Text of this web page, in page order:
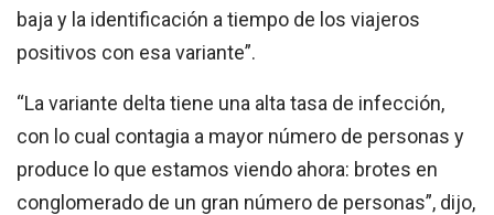
baja y la identificación a tiempo de los viajeros
positivos con esa variante”.
“La variante delta tiene una alta tasa de infección,
con lo cual contagia a mayor número de personas y
produce lo que estamos viendo ahora: brotes en
conglomerado de un gran número de personas”, dijo,